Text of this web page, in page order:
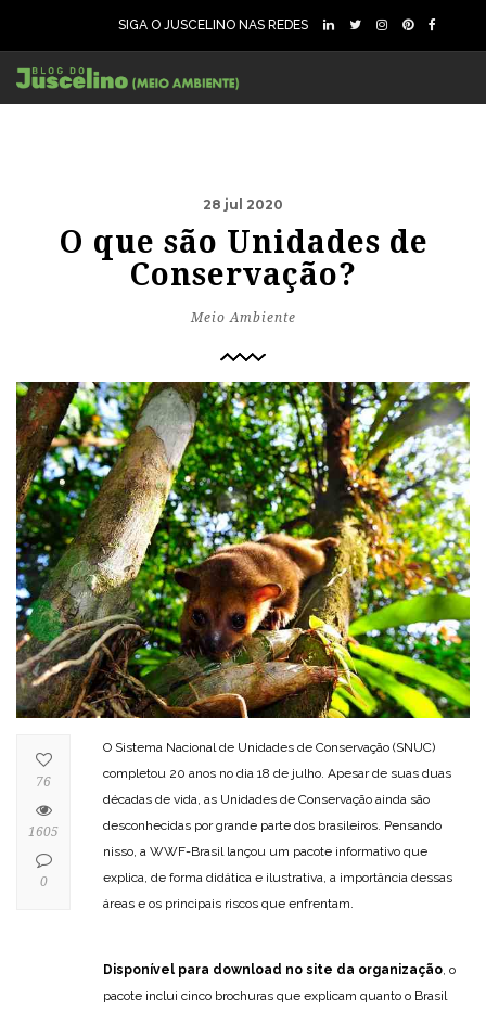
SIGA O JUSCELINO NAS REDES
28 jul 2020
O que são Unidades de
Conservação?
Meio Ambiente
O Sistema Nacional de Unidades de Conservação (SNUC)
completou 20 anos no dia 18 de julho. Apesar de suas duas
décadas de vida, as Unidades de Conservação ainda são
desconhecidas por grande parte dos brasileiros. Pensando
nisso, a WWF-Brasil lançou um pacote informativo que
explica, de forma didática e ilustrativa, a importância dessas
áreas e os principais riscos que enfrentam.
Disponível para download no site da organização, o
pacote inclui cinco brochuras que explicam quanto o Brasil
76
1605
0